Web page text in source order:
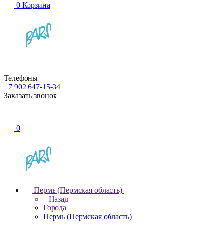
0 Корзина
Телефоны
+7 902 647-15-34
Заказать звонок
0
Пермь (Пермская область)
Назад
Города
Пермь (Пермская область)